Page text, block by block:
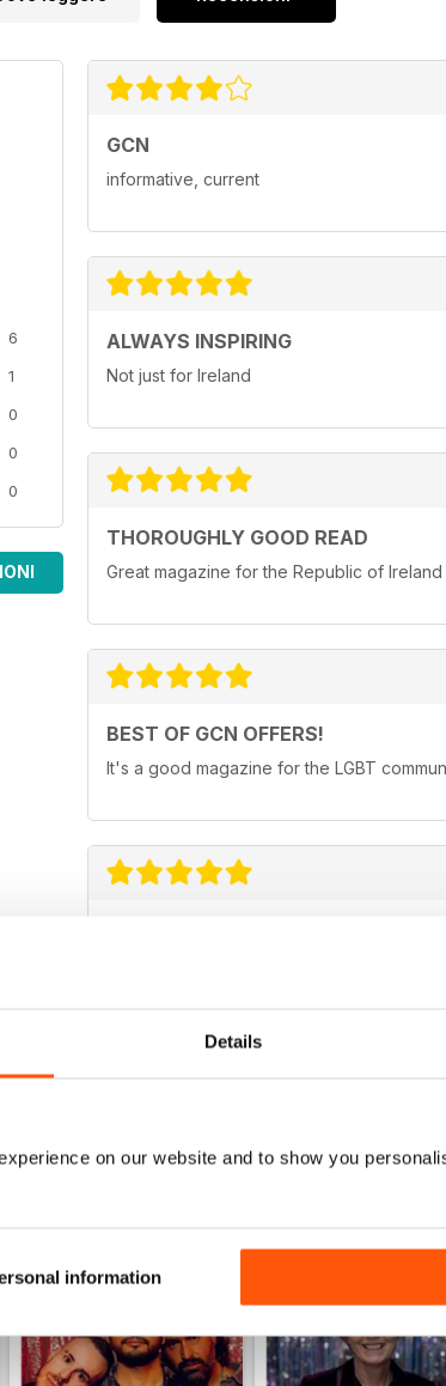
Details
on our website and to show you
information
6
1
0
0
0
GCN
informative, current
ALWAYS INSPIRING
Not just for Ireland
THOROUGHLY GOOD READ
Great magazine for the Republic of Ireland
BEST OF GCN OFFERS!
It's a good magazine for the LGBT